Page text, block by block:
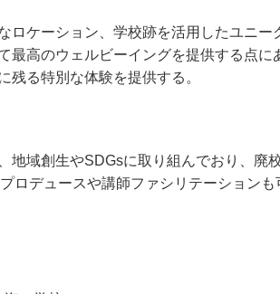
ロケーション、学校跡を活用したユニ
最高のウェルビーイングを提供する点
残る特別な体験を提供する。
地域創生やSDGsに取り組んでおり、廃
ロデュースや講師ファシリテーション